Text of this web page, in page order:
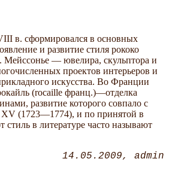
в. сформировался в основных
и развитие стиля рококо
— ювелира, скульптора и
проектов интерьеров и
искусства. Во Франции
(rocaille франц.)—отделка
развитие которого совпало с
(1723—1774), и по принятой в
в литературе часто называют
14.05.2009 admin